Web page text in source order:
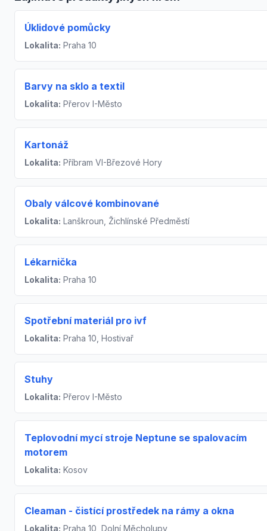
Úklidové pomůcky
Lokalita: Praha 10
Barvy na sklo a textil
Lokalita: Přerov I-Město
Kartonáž
Lokalita: Příbram VI-Březové Hory
Obaly válcové kombinované
Lokalita: Lanškroun, Žichlínské Předměstí
Lékarnička
Lokalita: Praha 10
Spotřební materiál pro ivf
Lokalita: Praha 10, Hostivař
Stuhy
Lokalita: Přerov I-Město
Teplovodní mycí stroje Neptune se spalovacím
motorem
Lokalita: Kosov
Cleaman - čistící prostředek na rámy a okna
Lokalita: Praha 10, Dolní Měcholupy